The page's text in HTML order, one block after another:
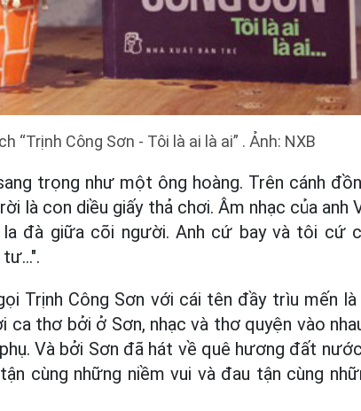
“Trịnh Công Sơn - Tôi là ai là ai” . Ảnh: NXB
trọng như một ông hoàng. Trên cánh
là con diều giấy thả chơi. Âm nhạc của anh
đà giữa cõi người. Anh cứ bay và tôi cứ
Trịnh Công Sơn với cái tên đầy trìu mến
ca thơ bởi ở Sơn, nhạc và thơ quyện vào
Và bởi Sơn đã hát về quê hương đất
cùng những niềm vui và đau tận cùng